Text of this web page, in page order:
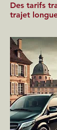
Des tarifs
trajet